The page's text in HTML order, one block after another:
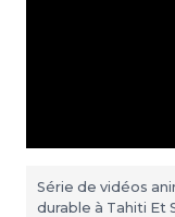
Série de vidéos
durable à Tahiti Et